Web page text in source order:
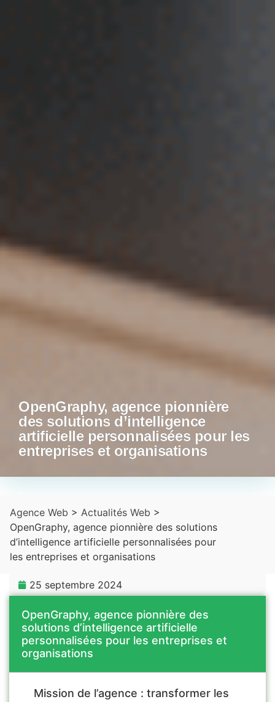
OpenGraphy, agence pionnière
des solutions d’intelligence
artificielle personnalisées pour les
entreprises et organisations
Agence Web > Actualités Web >
OpenGraphy, agence pionnière des solutions
d’intelligence artificielle personnalisées pour
les entreprises et organisations
25 septembre 2024
OpenGraphy, agence pionnière des
solutions d’intelligence artificielle
personnalisées pour les entreprises et
organisations
Mission de l’agence : transformer les